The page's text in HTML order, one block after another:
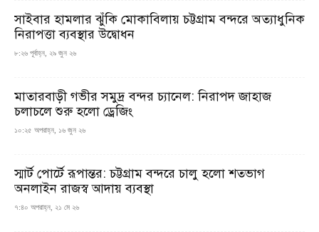
সাইবার হামলার ঝুঁকি মোকাবিলায় চট্টগ্রাম বন্দরে অত্যাধুনিক
নিরাপত্তা ব্যবস্থার উদ্বোধন
৮:২৬ পূর্বাহ্ন, ২৯ জুন ২৬
মাতারবাড়ী গভীর সমুদ্র বন্দর চ্যানেল: নিরাপদ জাহাজ
চলাচলে শুরু হলো ড্রেজিং
১০:২৫ অপরাহ্ন, ১৬ জুন ২৬
স্মার্ট পোর্টে রূপান্তর: চট্টগ্রাম বন্দরে চালু হলো শতভাগ
অনলাইন রাজস্ব আদায় ব্যবস্থা
৭:৪০ অপরাহ্ন, ২১ মে ২৬